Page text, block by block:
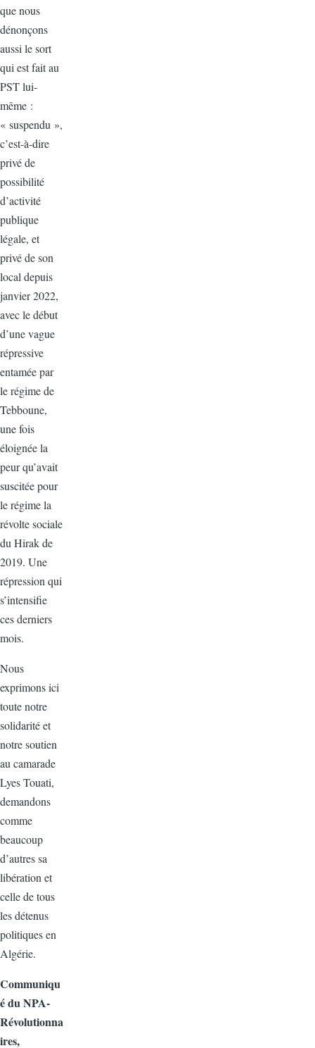
que nous
dénonçons
aussi le sort
qui est fait au
PST lui-
même :
« suspendu »,
c’est-à-dire
privé de
possibilité
d’activité
publique
légale, et
privé de son
local depuis
janvier 2022,
avec le début
d’une vague
répressive
entamée par
le régime de
Tebboune,
une fois
éloignée la
peur qu’avait
suscitée pour
le régime la
révolte sociale
du Hirak de
2019. Une
répression qui
s’intensifie
ces derniers
mois.
Nous
exprimons ici
toute notre
solidarité et
notre soutien
au camarade
Lyes Touati,
demandons
comme
beaucoup
d’autres sa
libération et
celle de tous
les détenus
politiques en
Algérie.
Communiqu
é du NPA-
Révolutionna
ires,